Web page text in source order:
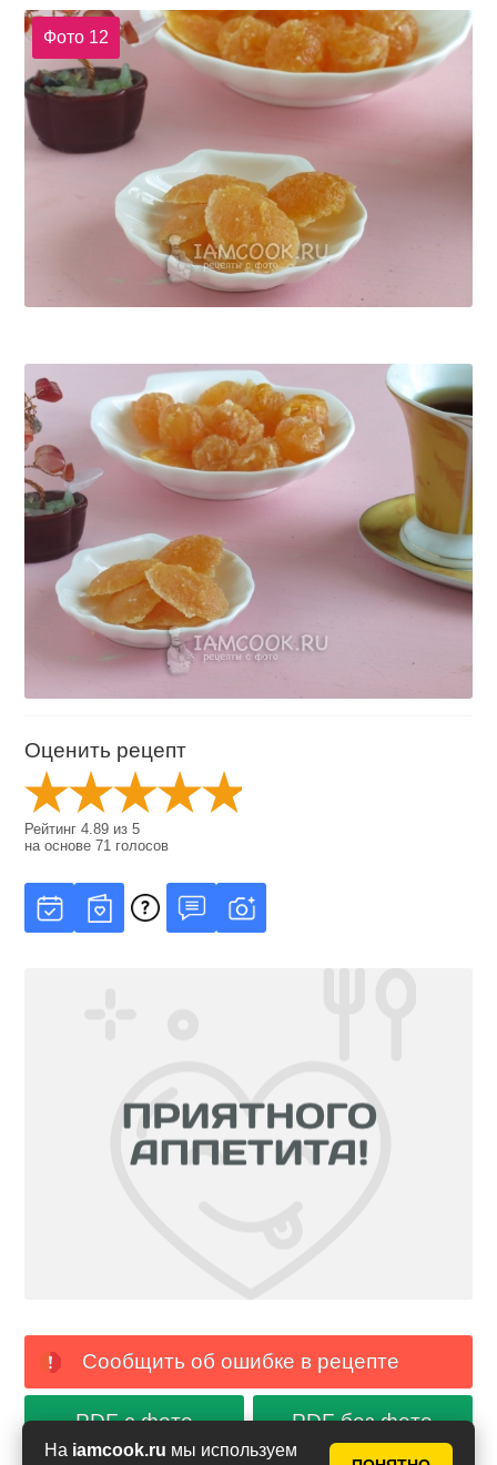
На iamcook.ru мы используем
Фото 12
Оценить рецепт
Рейтинг4.89 из5
на основе71 голосов
Сообщить об ошибке в рецепте
PDF с фото PDF без фото